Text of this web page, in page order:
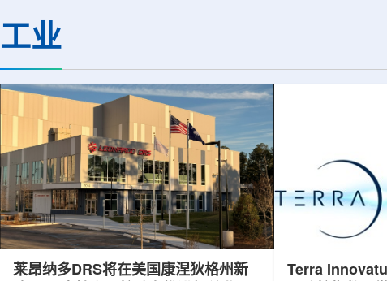
相互作用，它能够几乎不受影响地穿过
等离子体，精确记录初始状态的信息。
克在...
工业
莱昂纳多DRS将在美国康涅狄格州新
Terra